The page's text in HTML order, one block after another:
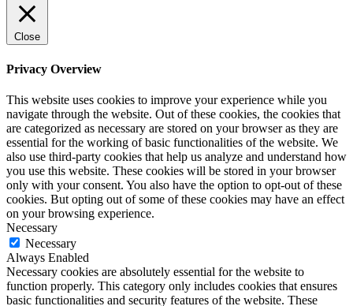
Close
Privacy Overview
This website uses cookies to improve your experience while you
navigate through the website. Out of these cookies, the cookies that
are categorized as necessary are stored on your browser as they are
essential for the working of basic functionalities of the website. We
also use third-party cookies that help us analyze and understand how
you use this website. These cookies will be stored in your browser
only with your consent. You also have the option to opt-out of these
cookies. But opting out of some of these cookies may have an effect
on your browsing experience.
Necessary
Necessary
Always Enabled
Necessary cookies are absolutely essential for the website to
function properly. This category only includes cookies that ensures
basic functionalities and security features of the website. These